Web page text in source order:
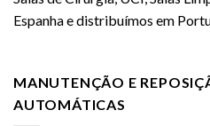
Espanha e distribuímos em
MANUTENÇÃO E
AUTOMÁTICAS